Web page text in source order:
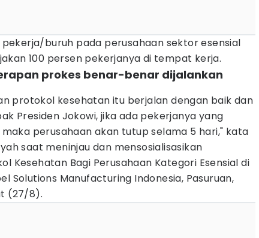
buruh pada perusahaan sektor esensial
100 persen pekerjanya di tempat kerja.
prokes benar-benar dijalankan
protokol kesehatan itu berjalan dengan baik dan
Presiden Jokowi, jika ada pekerjanya yang
perusahaan akan tutup selama 5 hari," kata
saat meninjau dan mensosialisasikan
Kesehatan Bagi Perusahaan Kategori Esensial di
Solutions Manufacturing Indonesia, Pasuruan,
(27/8).